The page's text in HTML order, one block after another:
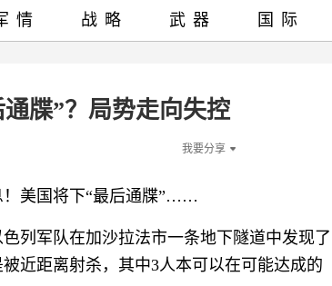
牒”？局势走向失控
我要分享
！美国将下“最后通牒”……
列军队在加沙拉法市一条地下隧道中发现了
近距离射杀，其中3人本可以在可能达成的
情 战略 武器 国际